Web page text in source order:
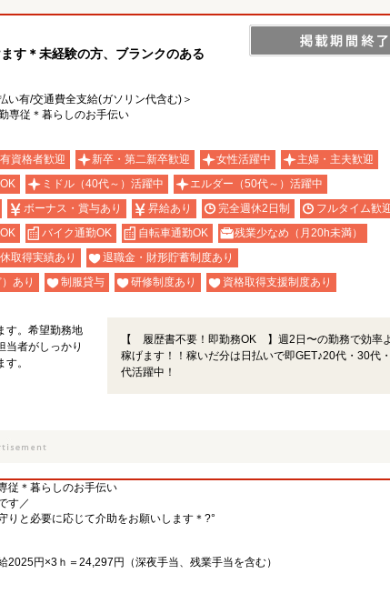
す＊未経験の方、ブランクのある
有/交通費全支給(ガソリン代含む)＞
専従＊暮らしのお手伝い
資格者歓迎 新卒・第二新卒歓迎 女性活躍中
主婦・主夫歓迎
ミドル（40代～）活躍中
エルダー（50代～）活躍中
ボーナス・賞与あり 昇給あり 完全週休2日制
フルタイム歓
バイク通勤OK 自転車通勤OK
残業少なめ（月20h未満）
取得実績あり
退職金・財形貯蓄制度あり
あり
制服貸与 研修制度あり 資格取得支援制度あり
す。希望勤務地
当者がしっかり
。
【 履歴書不要！即勤務OK 】週2日〜の勤務で効率
稼げます！！稼いだ分は日払いで即GET♪20代・30代
代活躍中！
従＊暮らしのお手伝い
す／
りと必要に応じて介助をお願いします＊?°
円×3ｈ＝24,297円（深夜手当、残業手当を含む）